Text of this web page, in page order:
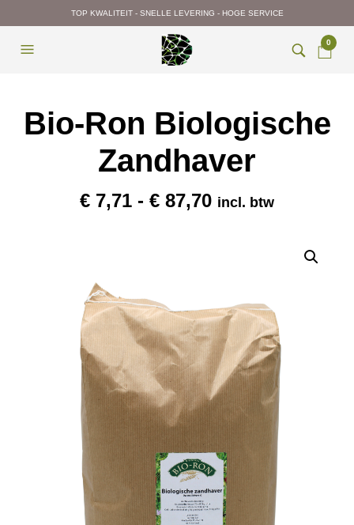
TOP KWALITEIT - SNELLE LEVERING - HOGE SERVICE
0
Bio-Ron Biologische
Zandhaver
€ 7,71 - € 87,70Prijsklasse:
incl. btw